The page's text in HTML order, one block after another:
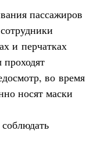
пассажиров
и перчатках
во время
носят маски